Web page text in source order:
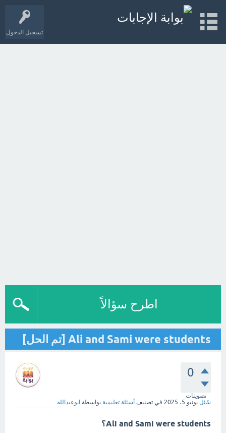
تسجيل الدخول
اطرح سؤالاً
Ali and Sami were students [تم الحل]
0
تصويتات
سُئل يونيو 5، 2025 في تصنيف أسئلة تعليمية بواسطة ابوعبدالله
Ali and Sami were students؟